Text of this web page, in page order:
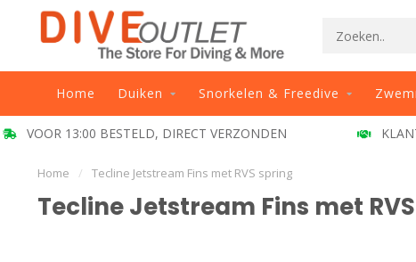
Home Duiken Snorkelen & Freedive
VOOR 13:00 BESTELD, DIRECT VERZONDEN
Home / Tecline Jetstream Fins met RVS spring
Tecline Jetstream Fins met